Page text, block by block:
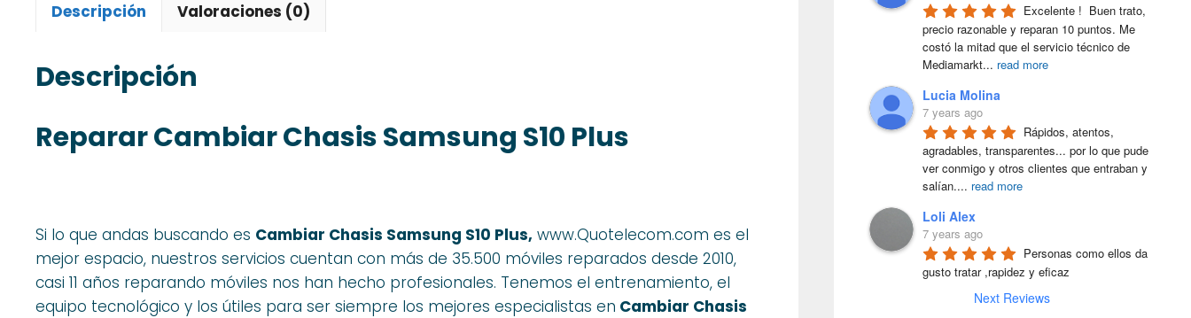
Descripción Valoraciones (0)
Descripción
Reparar Cambiar Chasis Samsung S10 Plus
Si lo que andas buscando es Cambiar Chasis Samsung S10 Plus, www.Quotelecom.com es el
mejor espacio, nuestros servicios cuentan con más de 35.500 móviles reparados desde 2010,
casi 11 años reparando móviles nos han hecho profesionales. Tenemos el entrenamiento, el
equipo tecnológico y los útiles para ser siempre los mejores especialistas en Cambiar Chasis
Excelente !  Buen trato,
precio razonable y reparan 10 puntos. Me
costó la mitad que el servicio técnico de
Mediamarkt... read more
Lucia Molina
7 years ago
Rápidos, atentos,
agradables, transparentes... por lo que pude
ver conmigo y otros clientes que entraban y
salían.... read more
Loli Alex
7 years ago
Personas como ellos da
gusto tratar ,rapidez y eficaz
Next Reviews